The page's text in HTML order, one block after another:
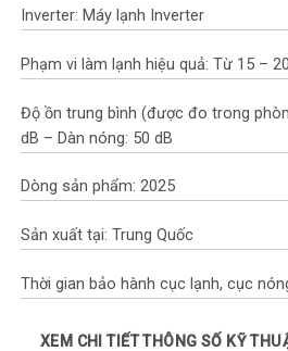
Inverter: Máy lạnh Inverter
Phạm vi làm lạnh hiệu quả: Từ 15 –
Độ ồn trung bình (được đo trong
dB – Dàn nóng: 50 dB
Dòng sản phẩm: 2025
Sản xuất tại: Trung Quốc
Thời gian bảo hành cục lạnh, cục
Thời gian bảo hành máy nén: 10 năm
XEM CHI TIẾT THÔNG SỐ KỸ